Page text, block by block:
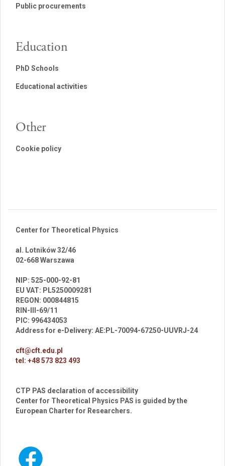
Public procurements
Education
PhD Schools
Educational activities
Other
Cookie policy
Center for Theoretical Physics
al. Lotników 32/46
02-668 Warszawa
NIP: 525-000-92-81
EU VAT: PL5250009281
REGON: 000844815
RIN-III-69/11
PIC: 996434053
Address for e-Delivery: AE:PL-70094-67250-UUVRJ-24
cft@cft.edu.pl
tel: +48 573 823 493
CTP PAS declaration of accessibility
Center for Theoretical Physics PAS is guided by the
European Charter for Researchers.